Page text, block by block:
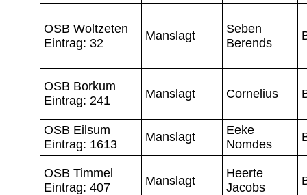
OSB Woltzeten
Eintrag: 32
Manslagt
Seben
Berends
OSB Borkum
Eintrag: 241
Manslagt Cornelius
OSB Eilsum
Eintrag: 1613
Manslagt
Eeke
Nomdes
OSB Timmel
Eintrag: 407
Manslagt
Heerte
Jacobs